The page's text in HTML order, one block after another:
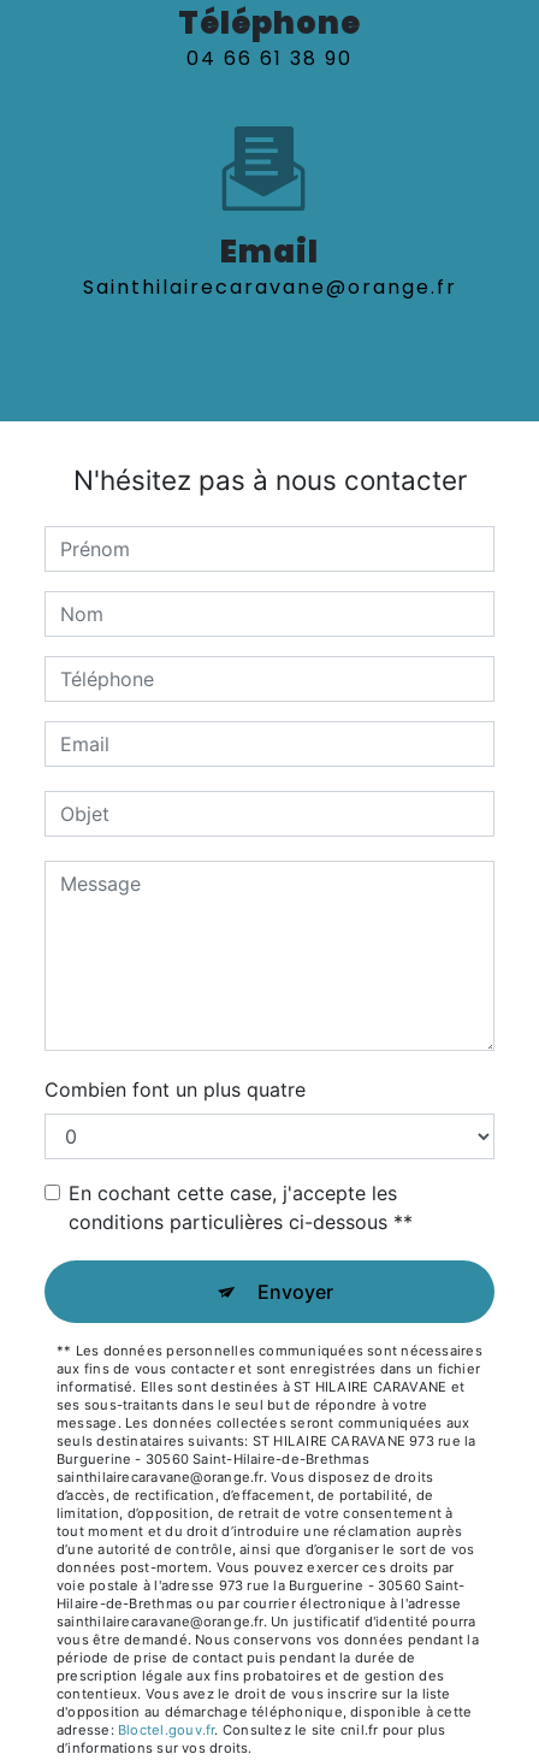
Téléphone
04 66 61 38 90
Email
sainthilairecaravane@orange.fr
N'hésitez pas à nous contacter
Combien font un plus quatre
En cochant cette case, j'accepte les
conditions particulières ci-dessous **
Envoyer
** Les données personnelles communiquées sont nécessaires
aux fins de vous contacter et sont enregistrées dans un fichier
informatisé. Elles sont destinées à ST HILAIRE CARAVANE et
ses sous-traitants dans le seul but de répondre à votre
message. Les données collectées seront communiquées aux
seuls destinataires suivants: ST HILAIRE CARAVANE 973 rue la
Burguerine - 30560 Saint-Hilaire-de-Brethmas
sainthilairecaravane@orange.fr. Vous disposez de droits
d’accès, de rectification, d’effacement, de portabilité, de
limitation, d’opposition, de retrait de votre consentement à
tout moment et du droit d’introduire une réclamation auprès
d’une autorité de contrôle, ainsi que d’organiser le sort de vos
données post-mortem. Vous pouvez exercer ces droits par
voie postale à l'adresse 973 rue la Burguerine - 30560 Saint-
Hilaire-de-Brethmas ou par courrier électronique à l'adresse
sainthilairecaravane@orange.fr. Un justificatif d'identité pourra
vous être demandé. Nous conservons vos données pendant la
période de prise de contact puis pendant la durée de
prescription légale aux fins probatoires et de gestion des
contentieux. Vous avez le droit de vous inscrire sur la liste
d'opposition au démarchage téléphonique, disponible à cette
adresse:
Bloctel.gouv.fr. Consultez le site cnil.fr pour plus
d’informations sur vos droits.